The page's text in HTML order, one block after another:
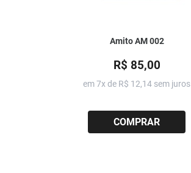
Amito AM 002
R$ 85,00
em 7x de R$ 12,14 sem juros